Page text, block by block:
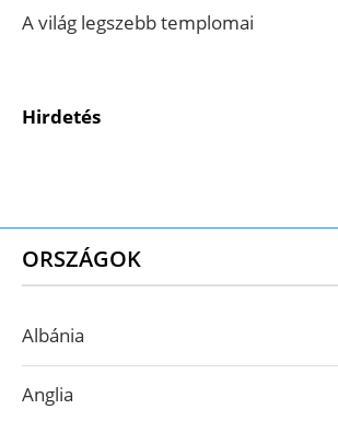
A világ legszebb templomai
Hirdetés
ORSZÁGOK
Albánia
Anglia